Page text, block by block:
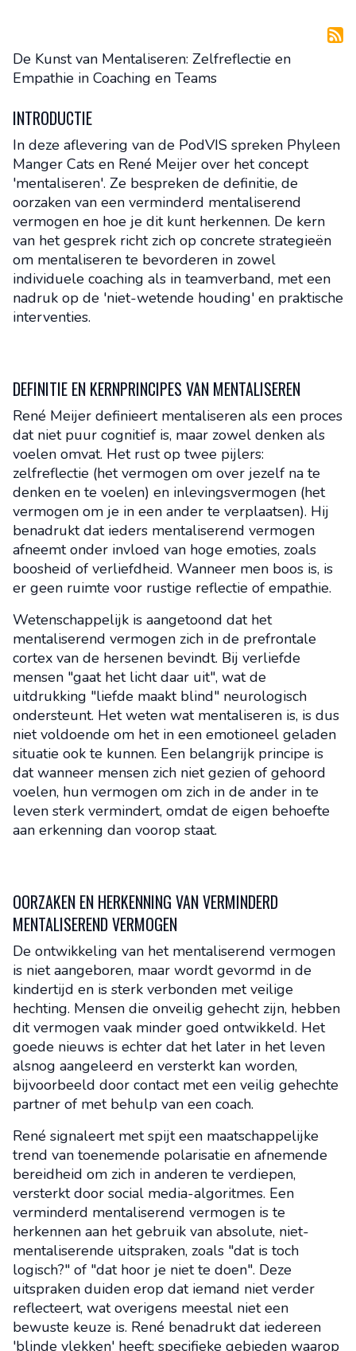
De Kunst van Mentaliseren: Zelfreflectie en
Empathie in Coaching en Teams
INTRODUCTIE
In deze aflevering van de PodVIS spreken Phyleen
Manger Cats en René Meijer over het concept
'mentaliseren'. Ze bespreken de definitie, de
oorzaken van een verminderd mentaliserend
vermogen en hoe je dit kunt herkennen. De kern
van het gesprek richt zich op concrete strategieën
om mentaliseren te bevorderen in zowel
individuele coaching als in teamverband, met een
nadruk op de 'niet-wetende houding' en praktische
interventies.
DEFINITIE EN KERNPRINCIPES VAN MENTALISEREN
René Meijer definieert mentaliseren als een proces
dat niet puur cognitief is, maar zowel denken als
voelen omvat. Het rust op twee pijlers:
zelfreflectie (het vermogen om over jezelf na te
denken en te voelen) en inlevingsvermogen (het
vermogen om je in een ander te verplaatsen). Hij
benadrukt dat ieders mentaliserend vermogen
afneemt onder invloed van hoge emoties, zoals
boosheid of verliefdheid. Wanneer men boos is, is
er geen ruimte voor rustige reflectie of empathie.
Wetenschappelijk is aangetoond dat het
mentaliserend vermogen zich in de prefrontale
cortex van de hersenen bevindt. Bij verliefde
mensen "gaat het licht daar uit", wat de
uitdrukking "liefde maakt blind" neurologisch
ondersteunt. Het weten wat mentaliseren is, is dus
niet voldoende om het in een emotioneel geladen
situatie ook te kunnen. Een belangrijk principe is
dat wanneer mensen zich niet gezien of gehoord
voelen, hun vermogen om zich in de ander in te
leven sterk vermindert, omdat de eigen behoefte
aan erkenning dan voorop staat.
OORZAKEN EN HERKENNING VAN VERMINDERD
MENTALISEREND VERMOGEN
De ontwikkeling van het mentaliserend vermogen
is niet aangeboren, maar wordt gevormd in de
kindertijd en is sterk verbonden met veilige
hechting. Mensen die onveilig gehecht zijn, hebben
dit vermogen vaak minder goed ontwikkeld. Het
goede nieuws is echter dat het later in het leven
alsnog aangeleerd en versterkt kan worden,
bijvoorbeeld door contact met een veilig gehechte
partner of met behulp van een coach.
René signaleert met spijt een maatschappelijke
trend van toenemende polarisatie en afnemende
bereidheid om zich in anderen te verdiepen,
versterkt door social media-algoritmes. Een
verminderd mentaliserend vermogen is te
herkennen aan het gebruik van absolute, niet-
mentaliserende uitspraken, zoals "dat is toch
logisch?" of "dat hoor je niet te doen". Deze
uitspraken duiden erop dat iemand niet verder
reflecteert, wat overigens meestal niet een
bewuste keuze is. René benadrukt dat iedereen
'blinde vlekken' heeft: specifieke gebieden waarop